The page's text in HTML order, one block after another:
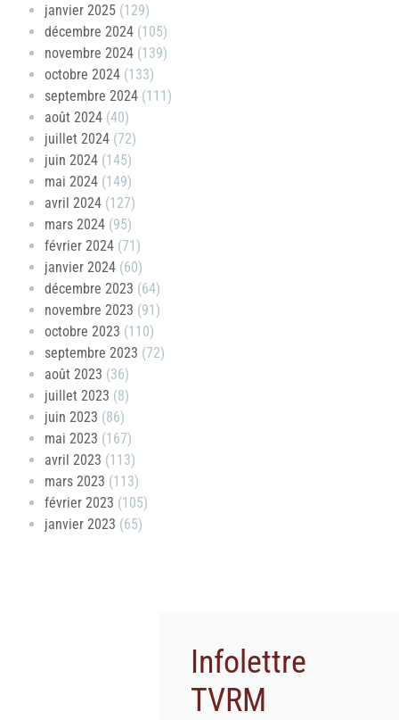
janvier 2025 (129)
décembre 2024 (105)
novembre 2024 (139)
octobre 2024 (133)
septembre 2024 (111)
août 2024 (40)
juillet 2024 (72)
juin 2024 (145)
mai 2024 (149)
avril 2024 (127)
mars 2024 (95)
février 2024 (71)
janvier 2024 (60)
décembre 2023 (64)
novembre 2023 (91)
octobre 2023 (110)
septembre 2023 (72)
août 2023 (36)
juillet 2023 (8)
juin 2023 (86)
mai 2023 (167)
avril 2023 (113)
mars 2023 (113)
février 2023 (105)
janvier 2023 (65)
Infolettre
TVRM